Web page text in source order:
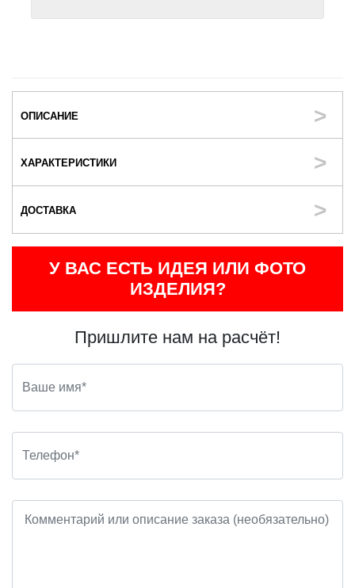
ОПИСАНИЕ
ХАРАКТЕРИСТИКИ
ДОСТАВКА
У ВАС ЕСТЬ ИДЕЯ ИЛИ ФОТО
ИЗДЕЛИЯ?
Пришлите нам на расчёт!